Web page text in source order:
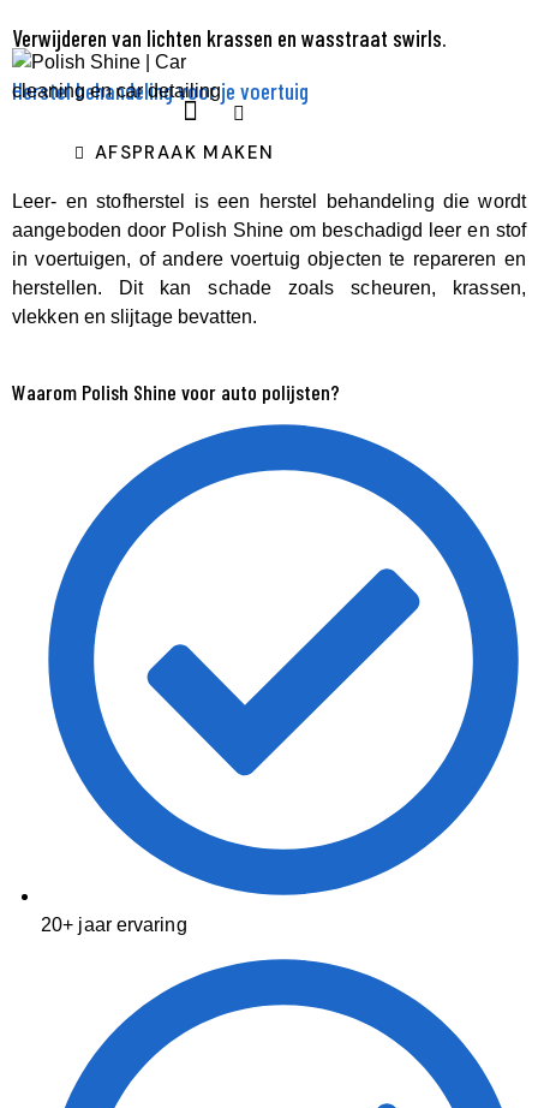
Verwijderen van lichten krassen en wasstraat swirls.
Herstel behandeling voor je voertuig
AFSPRAAK MAKEN
Leer- en stofherstel is een herstel behandeling die wordt
aangeboden door Polish Shine om beschadigd leer en stof
in voertuigen, of andere voertuig objecten te repareren en
herstellen. Dit kan schade zoals scheuren, krassen,
vlekken en slijtage bevatten.
Waarom Polish Shine voor auto polijsten?
20+ jaar ervaring